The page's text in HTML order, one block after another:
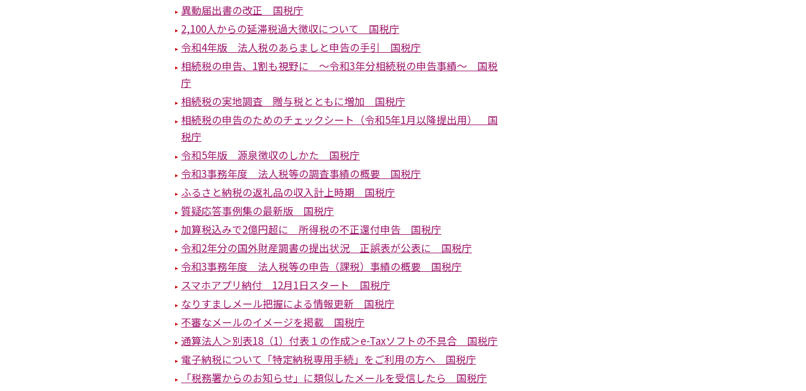
異動届出書の改正 国税庁
2,100人からの延滞税過大徴収について 国税庁
令和4年版 法人税のあらましと申告の手引 国税庁
相続税の申告、1割も視野に ～令和3年分相続税の申告事績～ 国税
庁
相続税の実地調査 贈与税とともに増加 国税庁
相続税の申告のためのチェックシート（令和5年1月以降提出用） 国
税庁
令和5年版 源泉徴収のしかた 国税庁
令和3事務年度 法人税等の調査事績の概要 国税庁
ふるさと納税の返礼品の収入計上時期 国税庁
質疑応答事例集の最新版 国税庁
加算税込みで2億円超に 所得税の不正還付申告 国税庁
令和2年分の国外財産調書の提出状況 正誤表が公表に 国税庁
令和3事務年度 法人税等の申告（課税）事績の概要 国税庁
スマホアプリ納付 12月1日スタート 国税庁
なりすましメール把握による情報更新 国税庁
不審なメールのイメージを掲載 国税庁
通算法人＞別表18（1）付表１の作成＞e-Taxソフトの不具合 国税庁
電子納税について「特定納税専用手続」をご利用の方へ 国税庁
「税務署からのお知らせ」に類似したメールを受信したら 国税庁